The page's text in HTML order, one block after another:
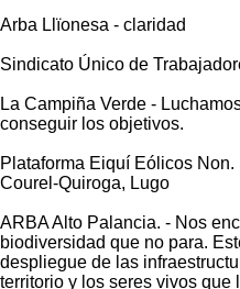
Arba Llïonesa - claridad
Sindicato Único de
La Campiña Verde -
conseguir los objetivos.
Plataforma Eiquí Eólicos Non.
Courel-Quiroga, Lugo
ARBA Alto Palancia. - Nos
biodiversidad que no para.
despliegue de las
territorio y los seres vivos